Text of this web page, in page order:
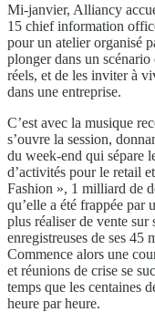
Mi-janvier, Alliancy
15 chief information
pour un atelier organisé
plonger dans un
réels, et de les inviter à
dans une entreprise.
C’est avec la musique
s’ouvre la session,
du week-end qui sépare
d’activités pour le retail
Fashion », 1 milliard de
qu’elle a été frappée par
plus réaliser de vente sur
enregistreuses de ses 45
Commence alors une
et réunions de crise se
temps que les centaines
heure par heure.